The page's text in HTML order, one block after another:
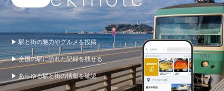
▶ 駅と街の魅力やグルメを投稿
▶ 全国の駅に訪れた記録を残せる
▶ あらゆる駅と街の情報を確認